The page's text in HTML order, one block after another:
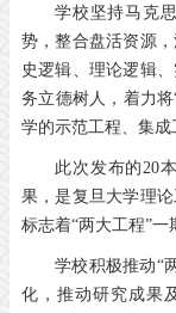
学校坚持马克
势，整合盘活资源
史逻辑、理论逻辑
务立德树人，着力
学的示范工程、集成
此次发布的20
果，是复旦大学理
标志着“两大工程”一
学校积极推动“
化，推动研究成果